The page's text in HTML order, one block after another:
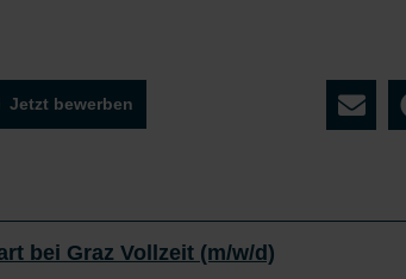
Jetzt bewerben
bei Graz Vollzeit (m/w/d)